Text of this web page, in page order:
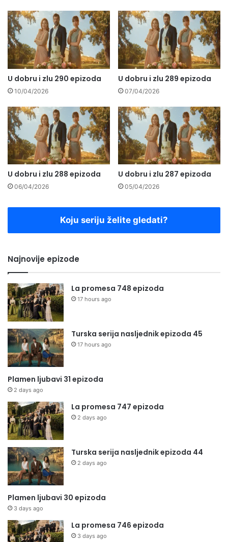
U dobru i zlu 290 epizoda
10/04/2026
U dobru i zlu 289 epizoda
07/04/2026
U dobru i zlu 288 epizoda
06/04/2026
U dobru i zlu 287 epizoda
05/04/2026
Koju seriju želite gledati?
Najnovije epizode
La promesa 748 epizoda
17 hours ago
Turska serija nasljednik epizoda 45
17 hours ago
Plamen ljubavi 31 epizoda
2 days ago
La promesa 747 epizoda
2 days ago
Turska serija nasljednik epizoda 44
2 days ago
Plamen ljubavi 30 epizoda
3 days ago
La promesa 746 epizoda
3 days ago